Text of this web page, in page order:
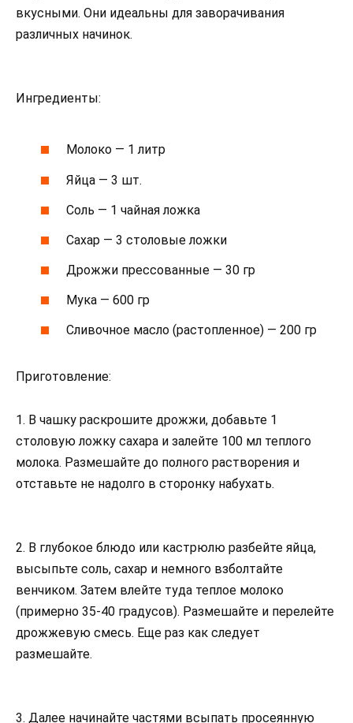
вкусными. Они идеальны для заворачивания
различных начинок.
Ингредиенты:
Молоко — 1 литр
Яйца — 3 шт.
Соль — 1 чайная ложка
Сахар — 3 столовые ложки
Дрожжи прессованные — 30 гр
Мука — 600 гр
Сливочное масло (растопленное) — 200 гр
Приготовление:
1. В чашку раскрошите дрожжи, добавьте 1
столовую ложку сахара и залейте 100 мл теплого
молока. Размешайте до полного растворения и
отставьте не надолго в сторонку набухать.
2. В глубокое блюдо или кастрюлю разбейте яйца,
высыпьте соль, сахар и немного взболтайте
венчиком. Затем влейте туда теплое молоко
(примерно 35-40 градусов). Размешайте и перелейте
дрожжевую смесь. Еще раз как следует
размешайте.
3. Далее начинайте частями всыпать просеянную